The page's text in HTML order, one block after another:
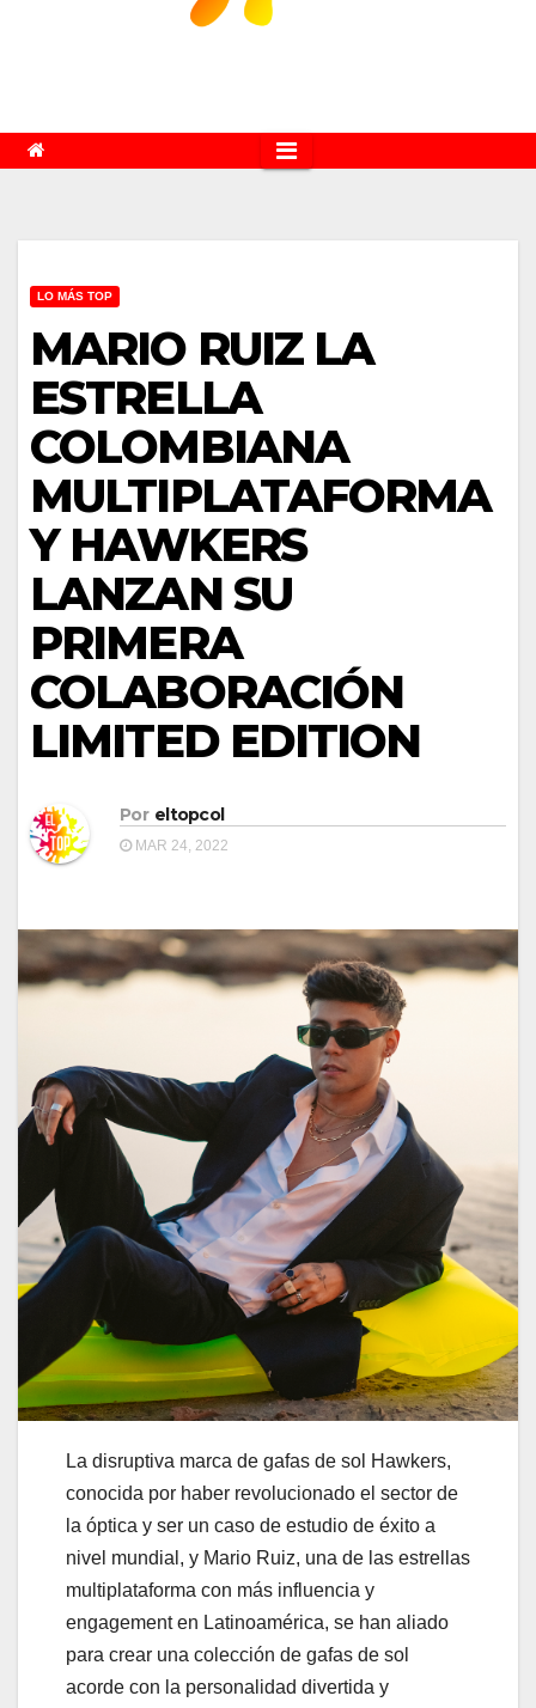
LO MÁS TOP
MARIO RUIZ LA
ESTRELLA
COLOMBIANA
MULTIPLATAFORMA
Y HAWKERS
LANZAN SU
PRIMERA
COLABORACIÓN
LIMITED EDITION
Por eltopcol
MAR 24, 2022
La disruptiva marca de gafas de sol Hawkers,
conocida por haber revolucionado el sector de
la óptica y ser un caso de estudio de éxito a
nivel mundial, y Mario Ruiz, una de las estrellas
multiplataforma con más influencia y
engagement en Latinoamérica, se han aliado
para crear una colección de gafas de sol
acorde con la personalidad divertida y